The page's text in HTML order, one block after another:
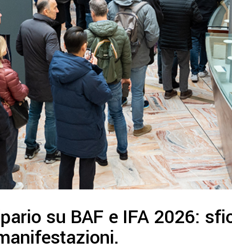
su BAF e IFA 2026: